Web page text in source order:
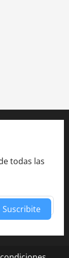
todas las
Suscribite